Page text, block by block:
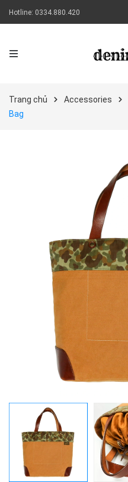
Hotline: 0334.880.420
Trang chủ Accessories
Bag